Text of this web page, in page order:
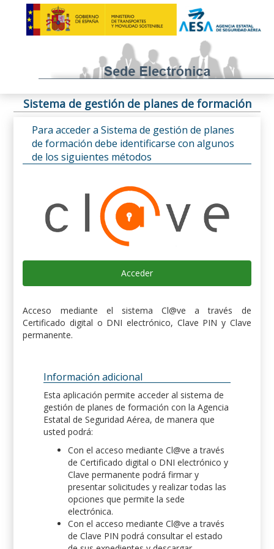
Sistema de gestión de planes de formación
Para acceder a Sistema de gestión de planes
de formación debe identificarse con algunos
de los siguientes métodos
Acceder
Acceso mediante el sistema Cl@ve a través de
Certificado digital o DNI electrónico, Clave PIN y Clave
permanente.
Información adicional
Esta aplicación permite acceder al sistema de
gestión de planes de formación con la Agencia
Estatal de Seguridad Aérea, de manera que
usted podrá:
Con el acceso mediante Cl@ve a través
de Certificado digital o DNI electrónico y
Clave permanente podrá firmar y
presentar solicitudes y realizar todas las
opciones que permite la sede
electrónica.
Con el acceso mediante Cl@ve a través
de Clave PIN podrá consultar el estado